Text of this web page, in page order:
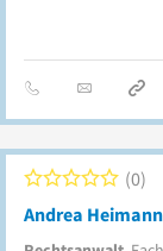
Andrea
0